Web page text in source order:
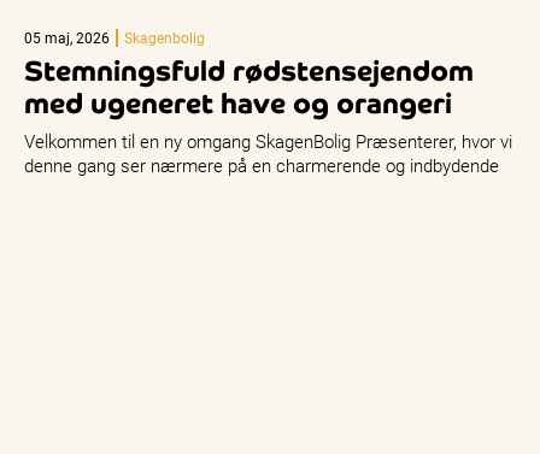
05 maj, 2026 Skagenbolig
Stemningsfuld rødstensejendom
med ugeneret have og orangeri
Velkommen til en ny omgang SkagenBolig Præsenterer, hvor vi
denne gang ser nærmere på en charmerende og indbydende